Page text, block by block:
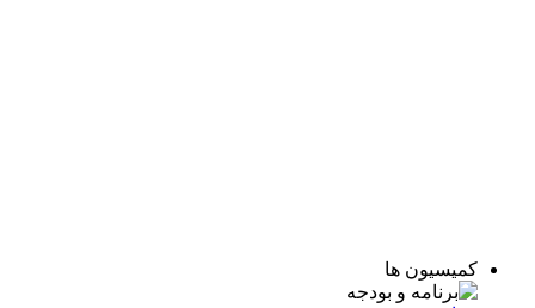
کمیسیون ها